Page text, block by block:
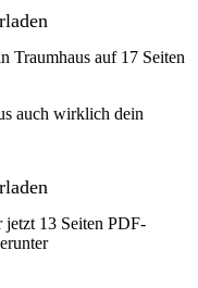
auch wirklich dein